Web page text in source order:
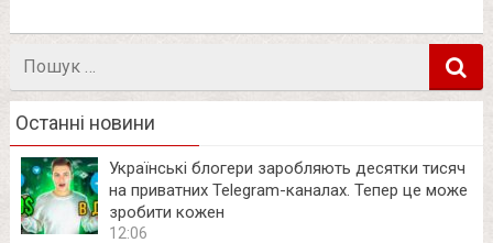
Останні новини
Українські блогери заробляють десятки тисяч
на приватних Telegram-каналах. Тепер це може
зробити кожен
12:06